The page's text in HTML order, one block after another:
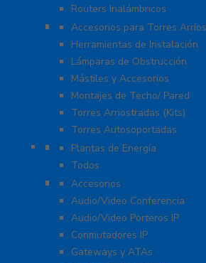
Routers Inalámbricos
Torres y Mástiles
Accesorios para Torres
Herramientas de Instalación
Lámparas de Obstrucción
Mástiles y Accesorios
Montajes de Techo/ Pared
Torres Arriostradas (Kits)
Torres Autosoportadas
UPS / Respaldo
Plantas de Energía
Todos
VoIP – Telefonía IP –
Accesorios
Audio/Video Conferencia
Audio/Video Porteros IP
Conmutadores IP
Gateways y ATAs